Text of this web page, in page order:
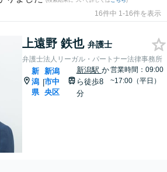
16件中 1-16件を表示
上遠野 鉄也 弁護士
弁護士法人リーガル・パートナー法律事務所
新
潟
県
|
新潟
市中
央区
新潟駅 か
ら徒歩8
分
営業時間：09:00
~17:00（平日）